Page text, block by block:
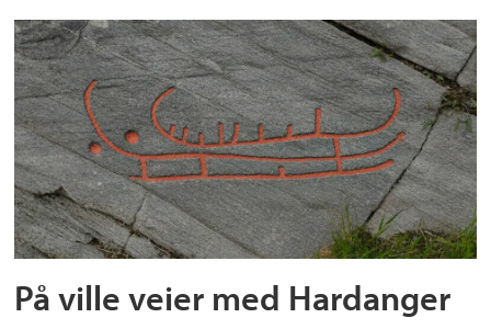
På ville veier med Hardanger